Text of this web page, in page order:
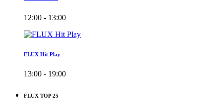
12:00 - 13:00
FLUX Hit Play
13:00 - 19:00
FLUX TOP 25